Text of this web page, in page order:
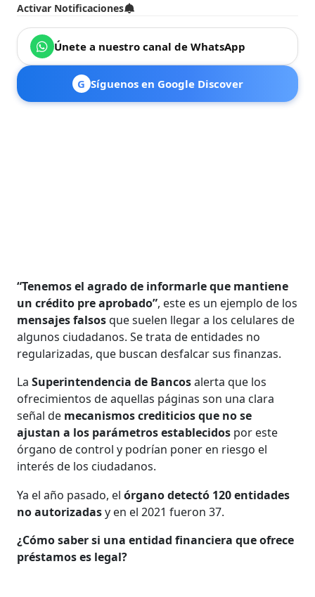
Activar Notificaciones
Únete a nuestro canal de WhatsApp
G Síguenos en Google Discover
“Tenemos el agrado de informarle que mantiene
un crédito pre aprobado”, este es un ejemplo de los
mensajes falsosque suelen llegar a los celulares de
algunos ciudadanos. Se trata de entidades no
regularizadas, que buscan desfalcar sus finanzas.
LaSuperintendencia de Bancosalerta que los
ofrecimientos de aquellas páginas son una clara
señal de mecanismos crediticios que no se
ajustan a los parámetros establecidos por este
órgano de control y podrían poner en riesgo el
interés de los ciudadanos.
Ya el año pasado, elórgano detectó 120 entidades
no autorizadasy en el 2021 fueron 37.
¿Cómo saber si una entidad financiera que ofrece
préstamos es legal?